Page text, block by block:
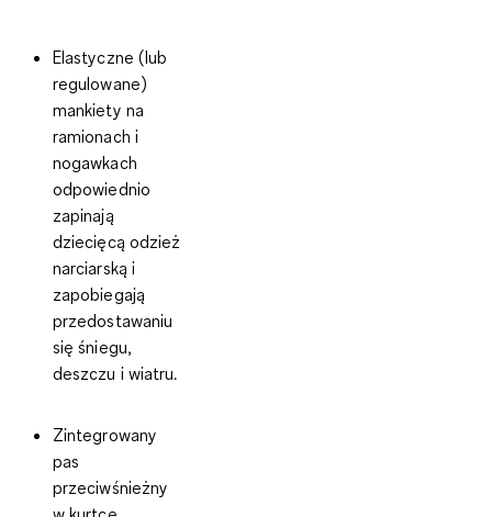
Elastyczne (lub
regulowane)
mankiety na
ramionach i
nogawkach
odpowiednio
zapinają
dziecięcą odzież
narciarską i
zapobiegają
przedostawaniu
się śniegu,
deszczu i wiatru.
Zintegrowany
pas
przeciwśnieżny